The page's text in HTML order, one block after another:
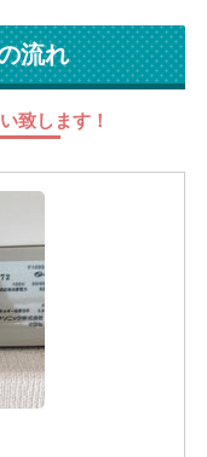
流れ
致します！